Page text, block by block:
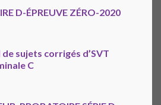
D-ÉPREUVE ZÉRO-2020
de sujets corrigés d’SVT
C